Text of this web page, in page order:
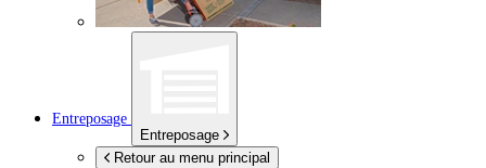
Entreposage
Entreposage
Retour au menu principal